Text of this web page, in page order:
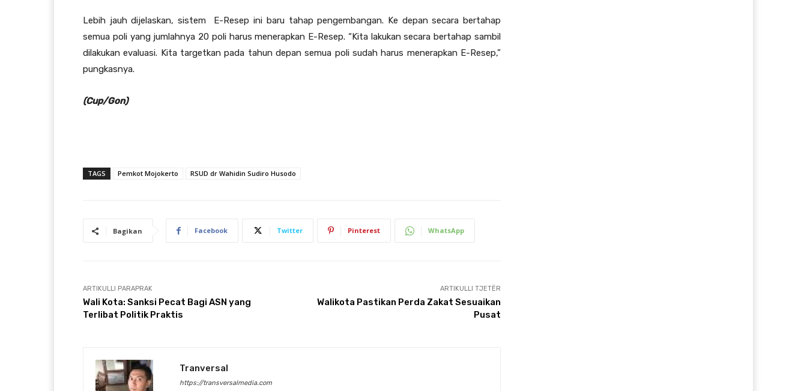
Lebih jauh dijelaskan, sistem E-Resep ini baru tahap pengembangan. Ke depan secara bertahap
semua poli yang jumlahnya 20 poli harus menerapkan E-Resep. “Kita lakukan secara bertahap sambil
dilakukan evaluasi. Kita targetkan pada tahun depan semua poli sudah harus menerapkan E-Resep,”
pungkasnya.
(Cup/Gon)
TAGS Pemkot Mojokerto RSUD dr Wahidin Sudiro Husodo
Bagikan Facebook Twitter Pinterest WhatsApp
ARTIKULLI PARAPRAK
Wali Kota: Sanksi Pecat Bagi ASN yang
Terlibat Politik Praktis
ARTIKULLI TJETËR
Walikota Pastikan Perda Zakat Sesuaikan
Pusat
Tranversal
https://transversalmedia.com